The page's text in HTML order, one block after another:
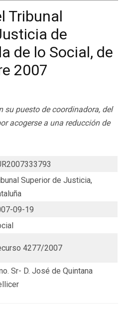
Tribunal
de
de lo Social, de
2007
su puesto de coordinadora, del
acogerse a una reducción de
Superior de Justicia,
09-19
4277/2007
Sr- D. José de Quintana